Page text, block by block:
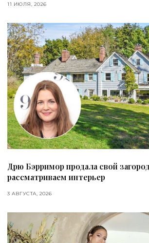
11 ИЮЛЯ, 2026
Дрю Бэрримор продала свой
рассматриваем интерьер
3 АВГУСТА, 2026